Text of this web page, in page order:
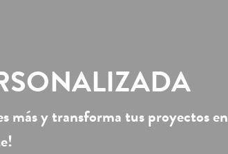
más y transforma tus proyectos en